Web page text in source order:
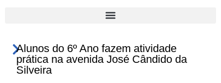
Alunos do 6º Ano fazem atividade
prática na avenida José Cândido da
Silveira